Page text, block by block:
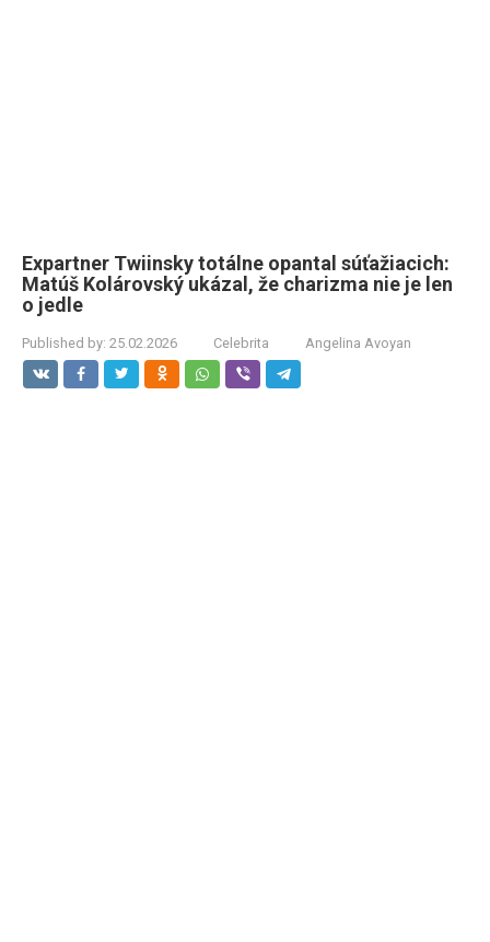
Expartner Twiinsky totálne opantal súťažiacich:
Matúš Kolárovský ukázal, že charizma nie je len
o jedle
Published by: 25.02.2026 Celebrita Angelina Avoyan